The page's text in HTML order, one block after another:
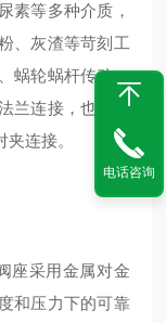
素等多种介质，
、灰渣等苛刻工
蜗轮蜗杆传动、
兰连接，也可采
连接。
座采用金属对金
和压力下的可靠
电话咨询